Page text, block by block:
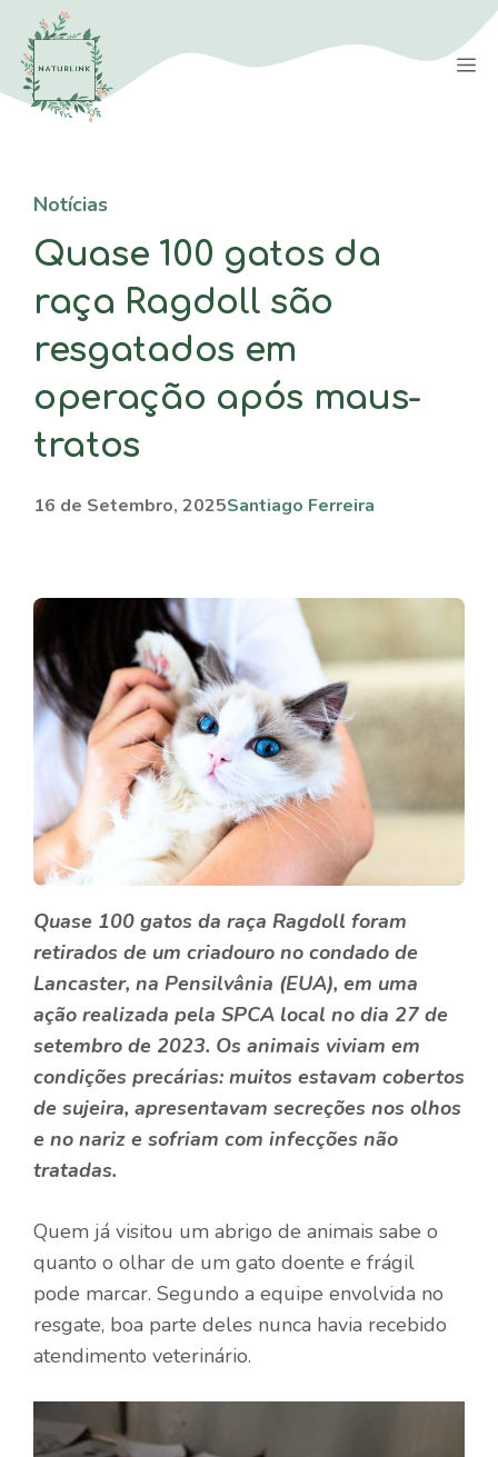
Saltar
para
conteúdo
Notícias
Quase 100 gatos da
raça Ragdoll são
resgatados em
operação após maus-
tratos
16 de Setembro, 2025Santiago Ferreira
Quase 100 gatos da raça Ragdoll foram
retirados de um criadouro no condado de
Lancaster, na Pensilvânia (EUA), em uma
ação realizada pela SPCA local no dia 27 de
setembro de 2023. Os animais viviam em
condições precárias: muitos estavam cobertos
de sujeira, apresentavam secreções nos olhos
e no nariz e sofriam com infecções não
tratadas.
Quem já visitou um abrigo de animais sabe o
quanto o olhar de um gato doente e frágil
pode marcar. Segundo a equipe envolvida no
resgate, boa parte deles nunca havia recebido
atendimento veterinário.